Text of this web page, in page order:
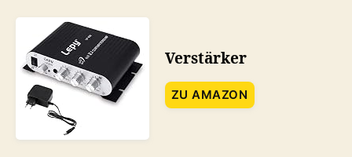
Verstärker
ZU AMAZON